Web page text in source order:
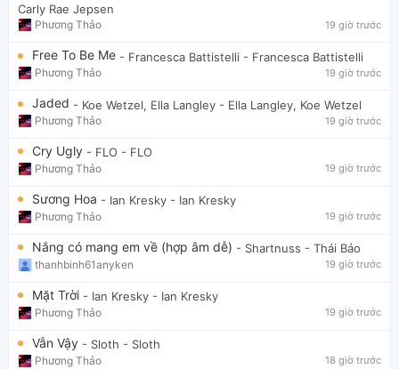
Carly Rae Jepsen
Phương Thảo 19 giờ trước
Free To Be Me - Francesca Battistelli - Francesca Battistelli
Phương Thảo 19 giờ trước
Jaded - Koe Wetzel, Ella Langley - Ella Langley, Koe Wetzel
Phương Thảo 19 giờ trước
Cry Ugly - FLO - FLO
Phương Thảo 19 giờ trước
Sương Hoa - Ian Kresky - Ian Kresky
Phương Thảo 19 giờ trước
Nắng có mang em về (hợp âm dễ) - Shartnuss - Thái Bảo
thanhbinh61anyken 19 giờ trước
Mặt Trời - Ian Kresky - Ian Kresky
Phương Thảo 19 giờ trước
Vẫn Vậy - Sloth - Sloth
Phương Thảo 18 giờ trước